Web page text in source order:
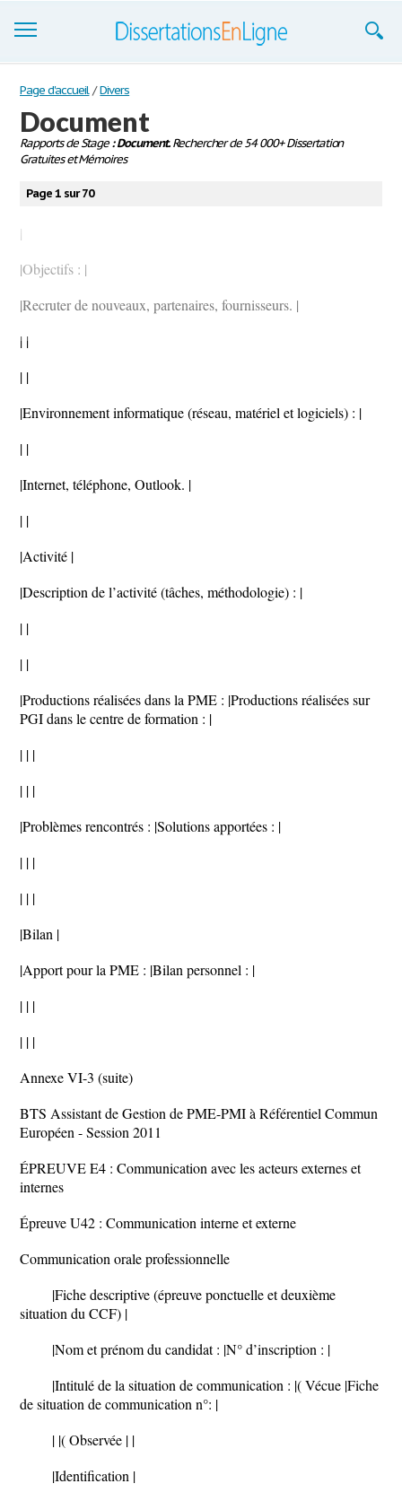
Dissertations
S'inscrire
Se connecter
Contactez-nous
Page d'accueil / Divers
Document
Rapports de Stage: Document.Rechercher de 54 000+ Dissertation
Gratuites et Mémoires
Page 1 sur 70
|
|Objectifs : |
|Recruter de nouveaux, partenaires, fournisseurs. |
| |
| |
|Environnement informatique (réseau, matériel et logiciels) : |
| |
|Internet, téléphone, Outlook. |
| |
|Activité |
|Description de l’activité (tâches, méthodologie) : |
| |
| |
|Productions réalisées dans la PME : |Productions réalisées sur
PGI dans le centre de formation : |
| | |
| | |
|Problèmes rencontrés : |Solutions apportées : |
| | |
| | |
|Bilan |
|Apport pour la PME : |Bilan personnel : |
| | |
| | |
Annexe VI-3 (suite)
BTS Assistant de Gestion de PME-PMI à Référentiel Commun
Européen - Session 2011
ÉPREUVE E4 : Communication avec les acteurs externes et
internes
Épreuve U42 : Communication interne et externe
Communication orale professionnelle
|Fiche descriptive (épreuve ponctuelle et deuxième
situation du CCF) |
|Nom et prénom du candidat : |N° d’inscription : |
|Intitulé de la situation de communication : |( Vécue |Fiche
de situation de communication n°: |
| |( Observée | |
|Identification |